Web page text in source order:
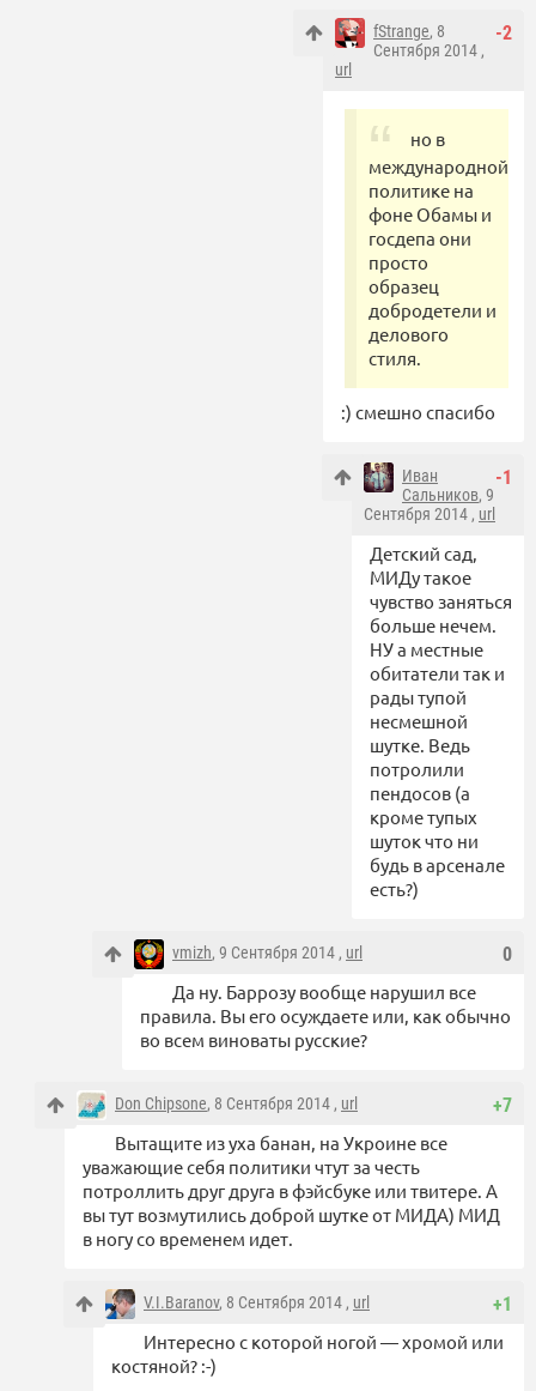
-2
fStrange, 8
Сентября 2014 ,
url
но в
международной
политике на
фоне Обамы и
госдепа они
просто
образец
добродетели и
делового
стиля.
:) смешно спасибо
-1
Иван
Сальников, 9
Сентября 2014 , url
Детский сад,
МИДу такое
чувство заняться
больше нечем.
НУ а местные
обитатели так и
рады тупой
несмешной
шутке. Ведь
потролили
пендосов (а
кроме тупых
шуток что ни
будь в арсенале
есть?)
0
vmizh, 9 Сентября 2014 , url
Да ну. Баррозу вообще нарушил все
правила. Вы его осуждаете или, как обычно
во всем виноваты русские?
+7
Don Chipsone, 8 Сентября 2014 , url
Вытащите из уха банан, на Укроине все
уважающие себя политики чтут за честь
потроллить друг друга в фэйсбуке или твитере. А
вы тут возмутились доброй шутке от МИДА) МИД
в ногу со временем идет.
+1
V.I.Baranov, 8 Сентября 2014 , url
Интересно с которой ногой — хромой или
костяной? :-)